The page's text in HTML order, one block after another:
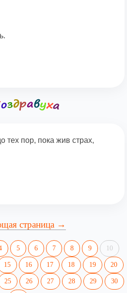
тех пор, пока жив страх,
страница →
5 6 7 8 9 10
15 16 17 18 19 20
25 26 27 28 29 30